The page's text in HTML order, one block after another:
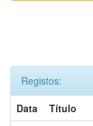
Registos:
Data
Título